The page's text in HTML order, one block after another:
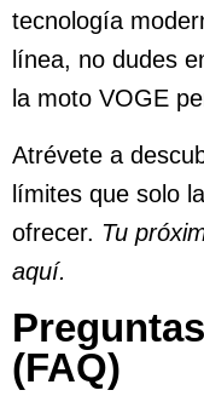
tecnología
línea, no dudes
la moto VOGE
Atrévete a
límites que solo
ofrecer. Tu
aquí.
(FAQ)